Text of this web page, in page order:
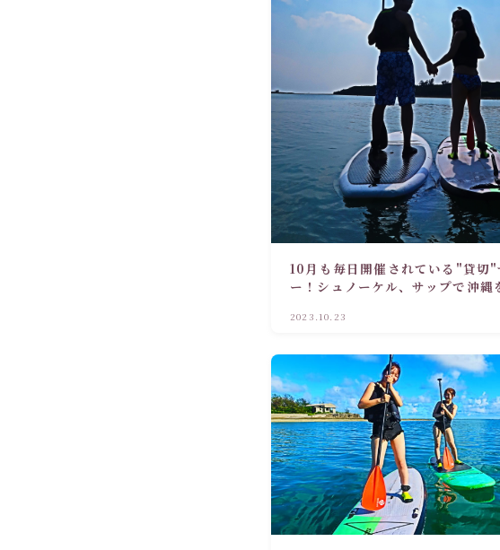
10月も毎日開催されている"貸切"
ー！シュノーケル、サップで沖縄
2023.10.23